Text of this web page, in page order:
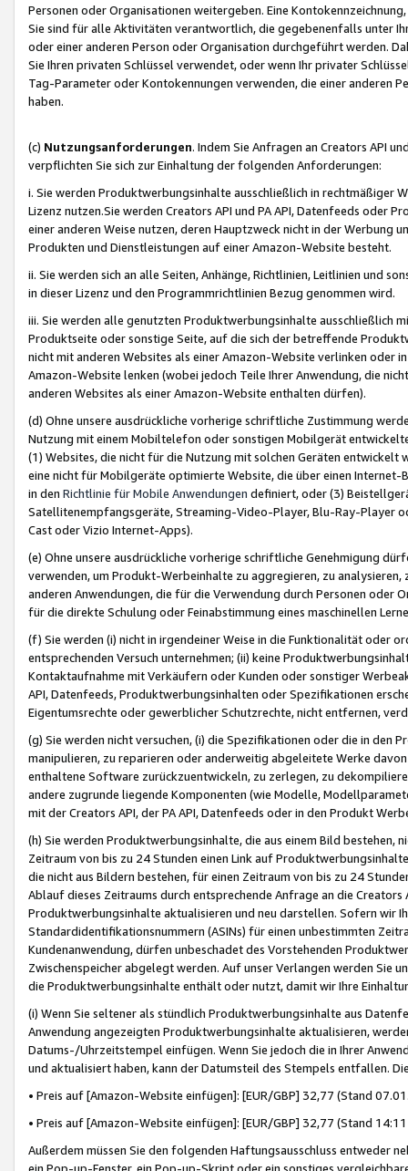
Personen oder Organisationen weitergeben. Eine
Sie sind für alle Aktivitäten verantwortlich, die gegebenenfalls unter
oder einer anderen Person oder Organisation durchgeführt werden.
Sie Ihren privaten Schlüssel verwendet, oder wenn Ihr privater
Tag-Parameter oder Kontokennungen verwenden, die einer anderen
haben.
(c) Nutzungsanforderungen. Indem Sie Anfragen an Creators API
verpflichten Sie sich zur Einhaltung der folgenden Anforderungen:
i. Sie werden Produktwerbungsinhalte ausschließlich in rechtmäßiger
Lizenz nutzen.Sie werden Creators API und PA API, Datenfeeds oder
einer anderen Weise nutzen, deren Hauptzweck nicht in der Werbung
Produkten und Dienstleistungen auf einer Amazon-Website besteht.
ii. Sie werden sich an alle Seiten, Anhänge, Richtlinien, Leitlinien und
in dieser Lizenz und den Programmrichtlinien Bezug genommen wird.
iii. Sie werden alle genutzten Produktwerbungsinhalte ausschließlich
Produktseite oder sonstige Seite, auf die sich der betreffende
nicht mit anderen Websites als einer Amazon-Website verlinken oder
Amazon-Website lenken (wobei jedoch Teile Ihrer Anwendung, die
anderen Websites als einer Amazon-Website enthalten dürfen).
(d) Ohne unsere ausdrückliche vorherige schriftliche Zustimmung
Nutzung mit einem Mobiltelefon oder sonstigen Mobilgerät
(1) Websites, die nicht für die Nutzung mit solchen Geräten
eine nicht für Mobilgeräte optimierte Website, die über einen
in den Richtlinie für Mobile Anwendungen definiert, oder (3)
Satellitenempfangsgeräte, Streaming-Video-Player, Blu-Ray-Player
Cast oder Vizio Internet-Apps).
(e) Ohne unsere ausdrückliche vorherige schriftliche Genehmigung
verwenden, um Produkt-Werbeinhalte zu aggregieren, zu
anderen Anwendungen, die für die Verwendung durch Personen
für die direkte Schulung oder Feinabstimmung eines maschinellen
(f) Sie werden (i) nicht in irgendeiner Weise in die Funktionalität oder
entsprechenden Versuch unternehmen; (ii) keine
Kontaktaufnahme mit Verkäufern oder Kunden oder sonstiger
API, Datenfeeds, Produktwerbungsinhalten oder Spezifikationen
Eigentumsrechte oder gewerblicher Schutzrechte, nicht entfernen,
(g) Sie werden nicht versuchen, (i) die Spezifikationen oder die in
manipulieren, zu reparieren oder anderweitig abgeleitete Werke
enthaltene Software zurückzuentwickeln, zu zerlegen, zu
andere zugrunde liegende Komponenten (wie Modelle,
mit der Creators API, der PA API, Datenfeeds oder in den Produkt
(h) Sie werden Produktwerbungsinhalte, die aus einem Bild bestehen,
Zeitraum von bis zu 24 Stunden einen Link auf
die nicht aus Bildern bestehen, für einen Zeitraum von bis zu 24
Ablauf dieses Zeitraums durch entsprechende Anfrage an die
Produktwerbungsinhalte aktualisieren und neu darstellen. Sofern wir
Standardidentifikationsnummern (ASINs) für einen unbestimmten
Kundenanwendung, dürfen unbeschadet des Vorstehenden
Zwischenspeicher abgelegt werden. Auf unser Verlangen werden Sie
die Produktwerbungsinhalte enthält oder nutzt, damit wir Ihre
(i) Wenn Sie seltener als stündlich Produktwerbungsinhalte aus
Anwendung angezeigten Produktwerbungsinhalte aktualisieren,
Datums-/Uhrzeitstempel einfügen. Wenn Sie jedoch die in Ihrer
und aktualisiert haben, kann der Datumsteil des Stempels entfallen.
• Preis auf [Amazon-Website einfügen]: [EUR/GBP] 32,77 (Stand
• Preis auf [Amazon-Website einfügen]: [EUR/GBP] 32,77 (Stand
Außerdem müssen Sie den folgenden Haftungsausschluss entweder
ein Pop-up-Fenster, ein Pop-up-Skript oder ein sonstiges